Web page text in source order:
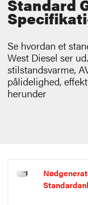
Standard
Se hvordan et
West Diesel ser
stilstandsvarme,
pålidelighed,
herunder